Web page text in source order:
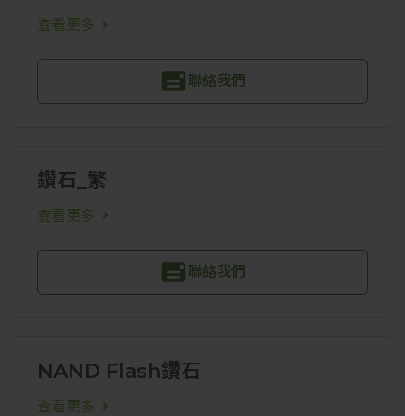
查看更多
聯絡我們
鑽石_繁
查看更多
聯絡我們
NAND Flash鑽石
查看更多